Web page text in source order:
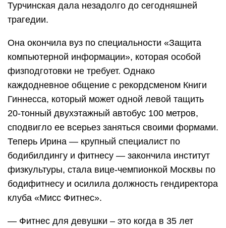
Турчинская дала незадолго до сегодняшней
трагедии.
Она окончила вуз по специальности «Защита
компьютерной информации», которая особой
физподготовки не требует. Однако
каждодневное общение с рекордсменом Книги
Гиннесса, который может одной левой тащить
20-тонный двухэтажный автобус 100 метров,
сподвигло ее всерьез заняться своими формами.
Теперь Ирина — крупный специалист по
бодибилдингу и фитнесу — закончила институт
физкультуры, стала вице-чемпионкой Москвы по
бодифитнесу и осилила должность гендиректора
клуба «Мисс Фитнес».
— Фитнес для девушки – это когда в 35 лет